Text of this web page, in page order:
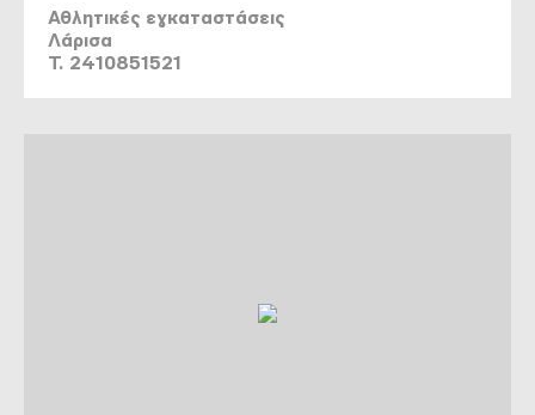
Αθλητικές εγκαταστάσεις
Λάρισα
T. 2410851521